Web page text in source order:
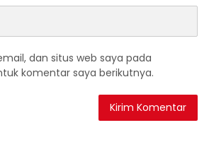
dan situs web saya pada
komentar saya berikutnya.